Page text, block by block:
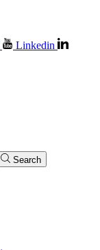
Linkedin
Search